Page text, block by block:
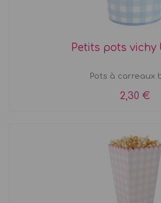
Petits pots vichy
Pots à carreaux
2,30 €